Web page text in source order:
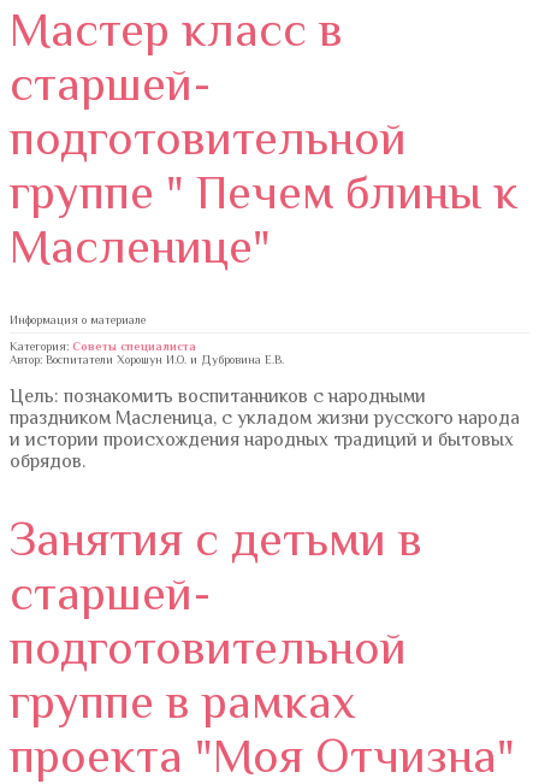
Мастер класс в
старшей-
подготовительной
группе " Печем блины к
Масленице"
Информация о материале
Категория: Советы специалиста
Автор: Воспитатели Хорошун И.О. и Дубровина Е.В.
Цель: познакомить воспитанников с народными
праздником Масленица, с укладом жизни русского народа
и истории происхождения народных традиций и бытовых
обрядов.
Занятия с детьми в
старшей-
подготовительной
группе в рамках
проекта "Моя Отчизна"